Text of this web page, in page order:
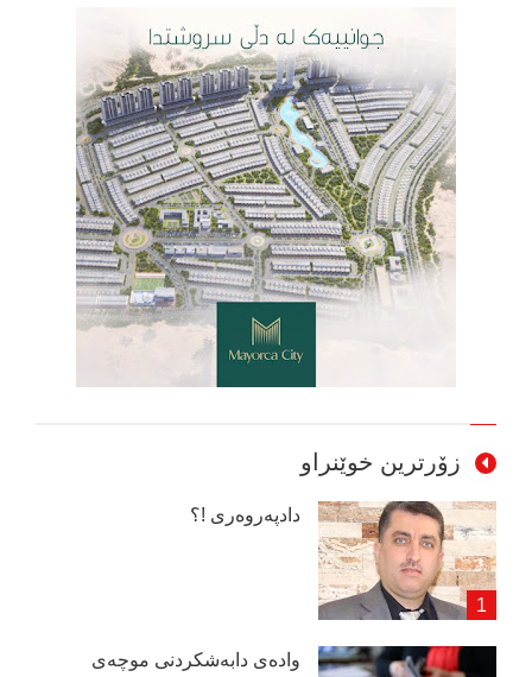
زۆرترین خوێنراو
دادپەروەری !؟
وادەی دابەشكردنی موچەی